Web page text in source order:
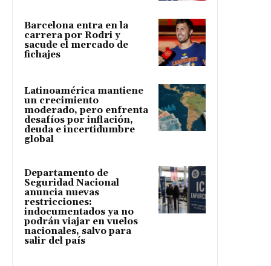
Barcelona entra en la
carrera por Rodri y
sacude el mercado de
fichajes
Latinoamérica mantiene
un crecimiento
moderado, pero enfrenta
desafíos por inflación,
deuda e incertidumbre
global
Departamento de
Seguridad Nacional
anuncia nuevas
restricciones:
indocumentados ya no
podrán viajar en vuelos
nacionales, salvo para
salir del país